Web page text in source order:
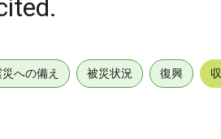
災への備え 被災状況 復興